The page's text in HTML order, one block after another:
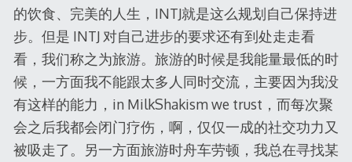
的饮食、完美的人生，INTJ就是这么规划自己保持进
步。但是 INTJ 对自己进步的要求还有到处走走看
看，我们称之为旅游。旅游的时候是我能量最低的时
候，一方面我不能跟太多人同时交流，主要因为我没
有这样的能力，in MilkShakism we trust，而每次聚
会之后我都会闭门疗伤，啊，仅仅一成的社交功力又
被吸走了。另一方面旅游时舟车劳顿，我总在寻找某